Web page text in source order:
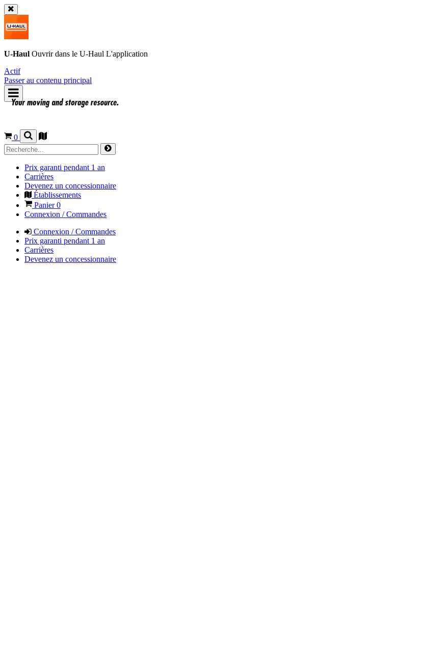
U-Haul Ouvrir dans le U-Haul L'application
Actif
Passer au contenu principal
0
Prix garanti pendant 1 an
Carrières
Devenez un concessionnaire
Établissements
Panier0
Connexion / Commandes
Connexion / Commandes
Prix garanti pendant 1 an
Carrières
Devenez un concessionnaire